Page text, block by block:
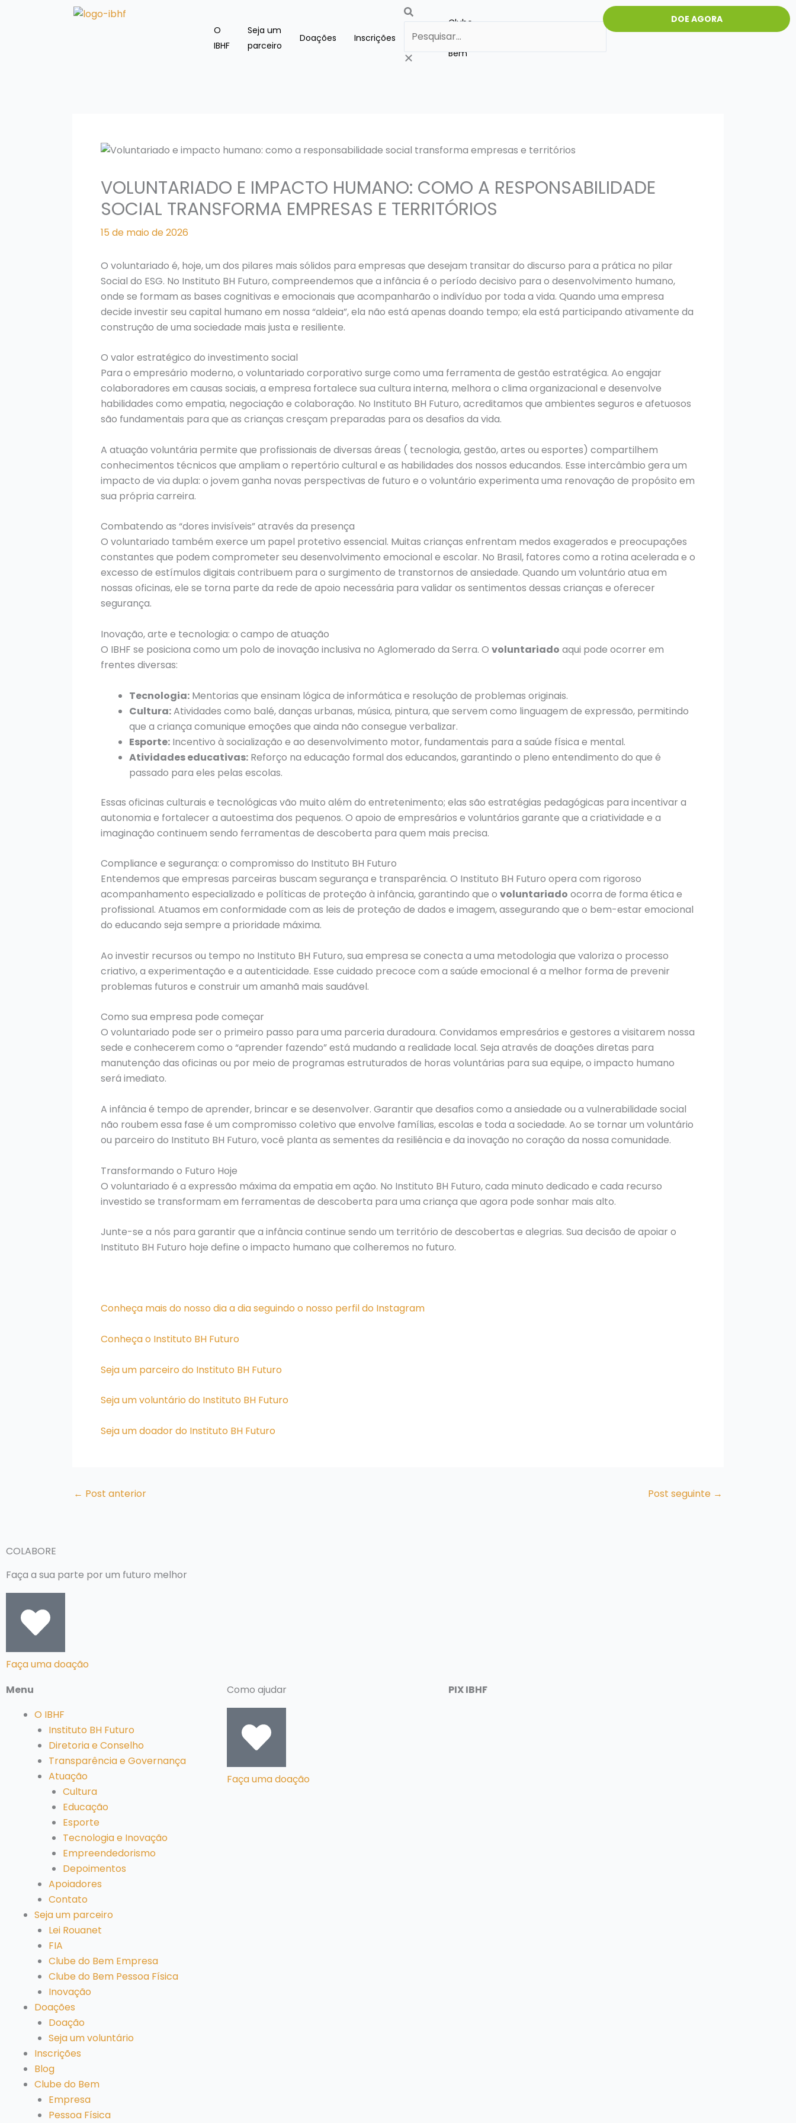
O
IBHF
Seja um
parceiro
Doações Inscrições Blog
Clube
do
Bem
Pesquisar DOE AGORA
VOLUNTARIADO E IMPACTO HUMANO: COMO A RESPONSABILIDADE
SOCIAL TRANSFORMA EMPRESAS E TERRITÓRIOS
15 de maio de 2026
O voluntariado é, hoje, um dos pilares mais sólidos para empresas que desejam transitar do discurso para a prática no pilar
Social do ESG. No Instituto BH Futuro, compreendemos que a infância é o período decisivo para o desenvolvimento humano,
onde se formam as bases cognitivas e emocionais que acompanharão o indivíduo por toda a vida. Quando uma empresa
decide investir seu capital humano em nossa “aldeia”, ela não está apenas doando tempo; ela está participando ativamente da
construção de uma sociedade mais justa e resiliente.
O valor estratégico do investimento social
Para o empresário moderno, o voluntariado corporativo surge como uma ferramenta de gestão estratégica. Ao engajar
colaboradores em causas sociais, a empresa fortalece sua cultura interna, melhora o clima organizacional e desenvolve
habilidades como empatia, negociação e colaboração. No Instituto BH Futuro, acreditamos que ambientes seguros e afetuosos
são fundamentais para que as crianças cresçam preparadas para os desafios da vida.
A atuação voluntária permite que profissionais de diversas áreas ( tecnologia, gestão, artes ou esportes) compartilhem
conhecimentos técnicos que ampliam o repertório cultural e as habilidades dos nossos educandos. Esse intercâmbio gera um
impacto de via dupla: o jovem ganha novas perspectivas de futuro e o voluntário experimenta uma renovação de propósito em
sua própria carreira.
Combatendo as “dores invisíveis” através da presença
O voluntariado também exerce um papel protetivo essencial. Muitas crianças enfrentam medos exagerados e preocupações
constantes que podem comprometer seu desenvolvimento emocional e escolar. No Brasil, fatores como a rotina acelerada e o
excesso de estímulos digitais contribuem para o surgimento de transtornos de ansiedade. Quando um voluntário atua em
nossas oficinas, ele se torna parte da rede de apoio necessária para validar os sentimentos dessas crianças e oferecer
segurança.
Inovação, arte e tecnologia: o campo de atuação
O IBHF se posiciona como um polo de inovação inclusiva no Aglomerado da Serra. O voluntariado aqui pode ocorrer em
frentes diversas:
Tecnologia: Mentorias que ensinam lógica de informática e resolução de problemas originais.
Cultura:Atividades como balé, danças urbanas, música, pintura, que servem como linguagem de expressão, permitindo
que a criança comunique emoções que ainda não consegue verbalizar.
Esporte: Incentivo à socialização e ao desenvolvimento motor, fundamentais para a saúde física e mental.
Atividades educativas: Reforço na educação formal dos educandos, garantindo o pleno entendimento do que é
passado para eles pelas escolas.
Essas oficinas culturais e tecnológicas vão muito além do entretenimento; elas são estratégias pedagógicas para incentivar a
autonomia e fortalecer a autoestima dos pequenos. O apoio de empresários e voluntários garante que a criatividade e a
imaginação continuem sendo ferramentas de descoberta para quem mais precisa.
Compliance e segurança: o compromisso do Instituto BH Futuro
Entendemos que empresas parceiras buscam segurança e transparência. O Instituto BH Futuro opera com rigoroso
acompanhamento especializado e políticas de proteção à infância, garantindo que o voluntariado ocorra de forma ética e
profissional. Atuamos em conformidade com as leis de proteção de dados e imagem, assegurando que o bem-estar emocional
do educando seja sempre a prioridade máxima.
Ao investir recursos ou tempo no Instituto BH Futuro, sua empresa se conecta a uma metodologia que valoriza o processo
criativo, a experimentação e a autenticidade. Esse cuidado precoce com a saúde emocional é a melhor forma de prevenir
problemas futuros e construir um amanhã mais saudável.
Como sua empresa pode começar
O voluntariado pode ser o primeiro passo para uma parceria duradoura. Convidamos empresários e gestores a visitarem nossa
sede e conhecerem como o “aprender fazendo” está mudando a realidade local. Seja através de doações diretas para
manutenção das oficinas ou por meio de programas estruturados de horas voluntárias para sua equipe, o impacto humano
será imediato.
A infância é tempo de aprender, brincar e se desenvolver. Garantir que desafios como a ansiedade ou a vulnerabilidade social
não roubem essa fase é um compromisso coletivo que envolve famílias, escolas e toda a sociedade. Ao se tornar um voluntário
ou parceiro do Instituto BH Futuro, você planta as sementes da resiliência e da inovação no coração da nossa comunidade.
Transformando o Futuro Hoje
O voluntariado é a expressão máxima da empatia em ação. No Instituto BH Futuro, cada minuto dedicado e cada recurso
investido se transformam em ferramentas de descoberta para uma criança que agora pode sonhar mais alto.
Junte-se a nós para garantir que a infância continue sendo um território de descobertas e alegrias. Sua decisão de apoiar o
Instituto BH Futuro hoje define o impacto humano que colheremos no futuro.
Conheça mais do nosso dia a dia seguindo o nosso perfil do Instagram
Conheça o Instituto BH Futuro
Seja um parceiro do Instituto BH Futuro
Seja um voluntário do Instituto BH Futuro
Seja um doador do Instituto BH Futuro
← Post anterior Post seguinte →
COLABORE
Faça a sua parte por um futuro melhor
Faça uma doação
Menu
O IBHF
Instituto BH Futuro
Diretoria e Conselho
Transparência e Governança
Atuação
Cultura
Educação
Esporte
Tecnologia e Inovação
Empreendedorismo
Depoimentos
Apoiadores
Contato
Seja um parceiro
Lei Rouanet
FIA
Clube do Bem Empresa
Clube do Bem Pessoa Física
Inovação
Doações
Doação
Seja um voluntário
Inscrições
Blog
Clube do Bem
Empresa
Pessoa Física
Como ajudar
Faça uma doação
PIX IBHF